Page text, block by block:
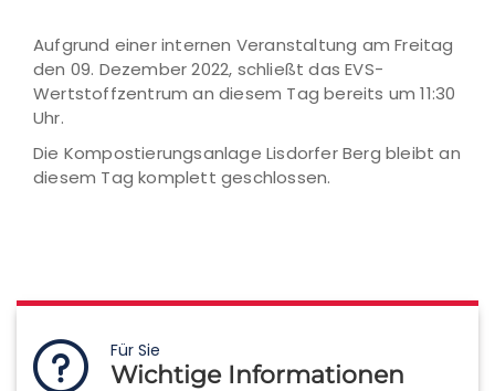
Aufgrund einer internen Veranstaltung am Freitag
den 09. Dezember 2022, schließt das EVS-
Wertstoffzentrum an diesem Tag bereits um 11:30
Uhr.
Die Kompostierungsanlage Lisdorfer Berg bleibt an
diesem Tag komplett geschlossen.
Für Sie
Wichtige Informationen